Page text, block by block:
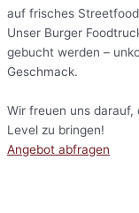
auf frisches
Unser Burger
gebucht werden –
Geschmack.
Wir freuen uns
Level zu bringen!
Angebot abfragen